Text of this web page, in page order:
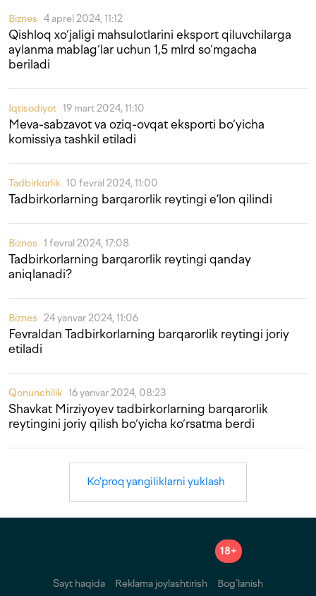
Biznes 4 aprel 2024, 11:12
Qishloq xo‘jaligi mahsulotlarini eksport qiluvchilarga
aylanma mablag‘lar uchun 1,5 mlrd so‘mgacha
beriladi
Iqtisodiyot 19 mart 2024, 11:10
Meva-sabzavot va oziq-ovqat eksporti bo‘yicha
komissiya tashkil etiladi
Tadbirkorlik 10 fevral 2024, 11:00
Tadbirkorlarning barqarorlik reytingi e’lon qilindi
Biznes 1 fevral 2024, 17:08
Tadbirkorlarning barqarorlik reytingi qanday
aniqlanadi?
Biznes 24 yanvar 2024, 11:06
Fevraldan Tadbirkorlarning barqarorlik reytingi joriy
etiladi
Qonunchilik 16 yanvar 2024, 08:23
Shavkat Mirziyoyev tadbirkorlarning barqarorlik
reytingini joriy qilish bo‘yicha ko‘rsatma berdi
Ko'proq yangiliklarni yuklash
18+
Sayt haqida Reklama joylashtirish Bog‘lanish